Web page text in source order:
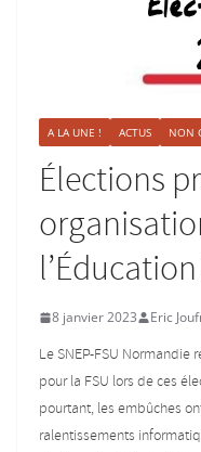
A LA UNE ! ACTUS NON
Élections
8 janvier 2023 Eric
Le SNEP-FSU
pour la FSU lors de ces
pourtant, les embûches
ralentissements